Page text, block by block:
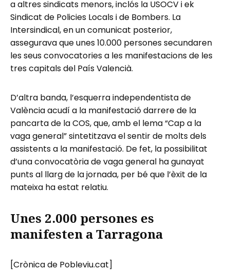
a altres sindicats menors, inclós la USOCV i ek
Sindicat de Policies Locals i de Bombers. La
Intersindical, en un comunicat posterior,
assegurava que unes 10.000 persones secundaren
les seus convocatories a les manifestacions de les
tres capitals del País Valencià.
D’altra banda, l’esquerra independentista de
València acudí a la manifestació darrere de la
pancarta de la COS, que, amb el lema “Cap a la
vaga general” sintetitzava el sentir de molts dels
assistents a la manifestació. De fet, la possibilitat
d’una convocatòria de vaga general ha gunayat
punts al llarg de la jornada, per bé que l’èxit de la
mateixa ha estat relatiu.
Unes 2.000 persones es
manifesten a Tarragona
[Crònica de Pobleviu.cat]